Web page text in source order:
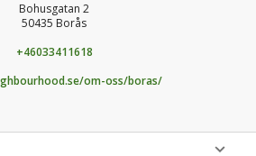
Bohusgatan 2
50435 Borås
+46033411618
om-oss/boras/